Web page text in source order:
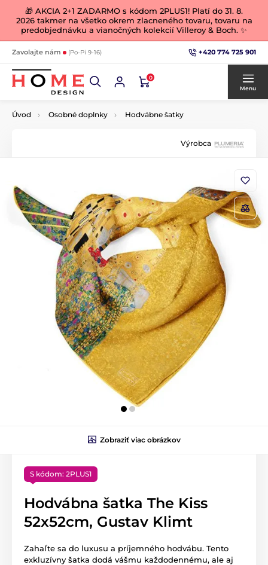
🎁 AKCIA 2+1 ZADARMO s kódom 2PLUS1! Platí do 31. 8.
2026 takmer na všetko okrem zlacneného tovaru, tovaru na
predobjednávku a vianočných kolekcií Villeroy & Boch. ✨
Zavolajte nám (Po-Pi 9-16) +420 774 725 901
0
Menu
Úvod Osobné doplnky Hodvábne šatky
Výrobca
Zobraziť viac obrázkov
S kódom: 2PLUS1
Hodvábna šatka The Kiss
52x52cm, Gustav Klimt
Zahaľte sa do luxusu a príjemného hodvábu. Tento
exkluzívny šatka dodá vášmu každodennému, ale aj